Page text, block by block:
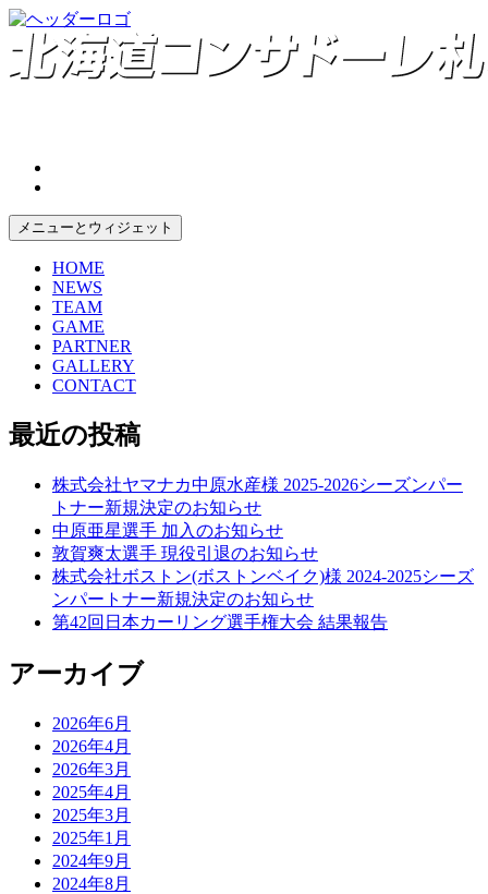
コ
プメニューとウィジェット
HOME
NEWS
TEAM
GAME
PARTNER
GALLERY
CONTACT
最近の投稿
株式会社ヤマナカ中原水産様 2025-2026シーズンパー
トナー新規決定のお知らせ
中原亜星選手 加入のお知らせ
敦賀爽太選手 現役引退のお知らせ
株式会社ボストン(ボストンベイク)様 2024-2025シーズ
ンパートナー新規決定のお知らせ
第42回日本カーリング選手権大会 結果報告
アーカイブ
2026年6月
2026年4月
2026年3月
2025年4月
2025年3月
2025年1月
2024年9月
2024年8月